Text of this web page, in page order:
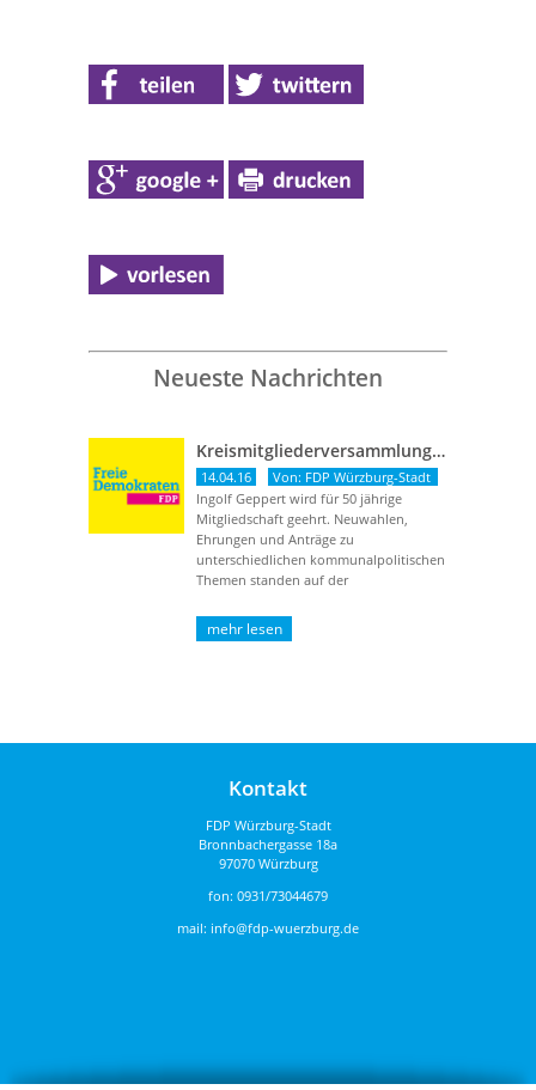
Neueste Nachrichten
Kreismitgliederversammlung vom 13. April 2016
14.04.16
Von: FDP Würzburg-Stadt
Ingolf Geppert wird für 50 jährige
Mitgliedschaft geehrt. Neuwahlen,
Ehrungen und Anträge zu
unterschiedlichen kommunalpolitischen
Themen standen auf der
wurde für seine ...
Kontakt
FDP Würzburg-Stadt
Bronnbachergasse 18a
97070 Würzburg
fon: 0931/73044679
mail: info@fdp-wuerzburg.de